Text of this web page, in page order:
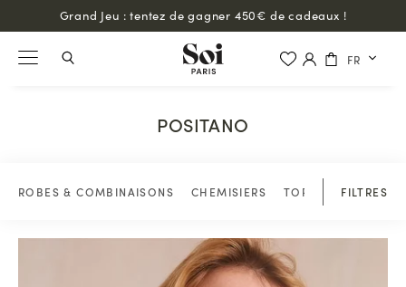
Grand Jeu : tentez de gagner 450€ de cadeaux !
FR
POSITANO
ROBES & COMBINAISONS CHEMISIERS TOPS & BLOUSES
FILTRES